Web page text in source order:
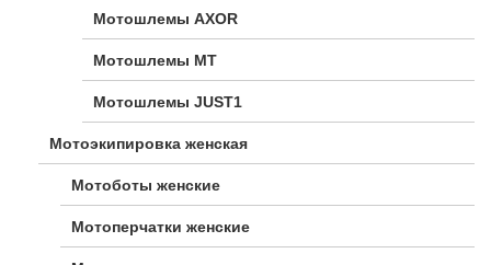
Мотошлемы AXOR
Мотошлемы MT
Мотошлемы JUST1
Мотоэкипировка женская
Мотоботы женские
Мотоперчатки женские